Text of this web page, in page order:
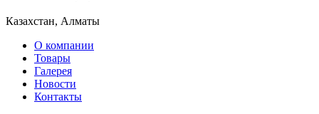
Казахстан, Алматы
О компании
Товары
Галерея
Новости
Контакты